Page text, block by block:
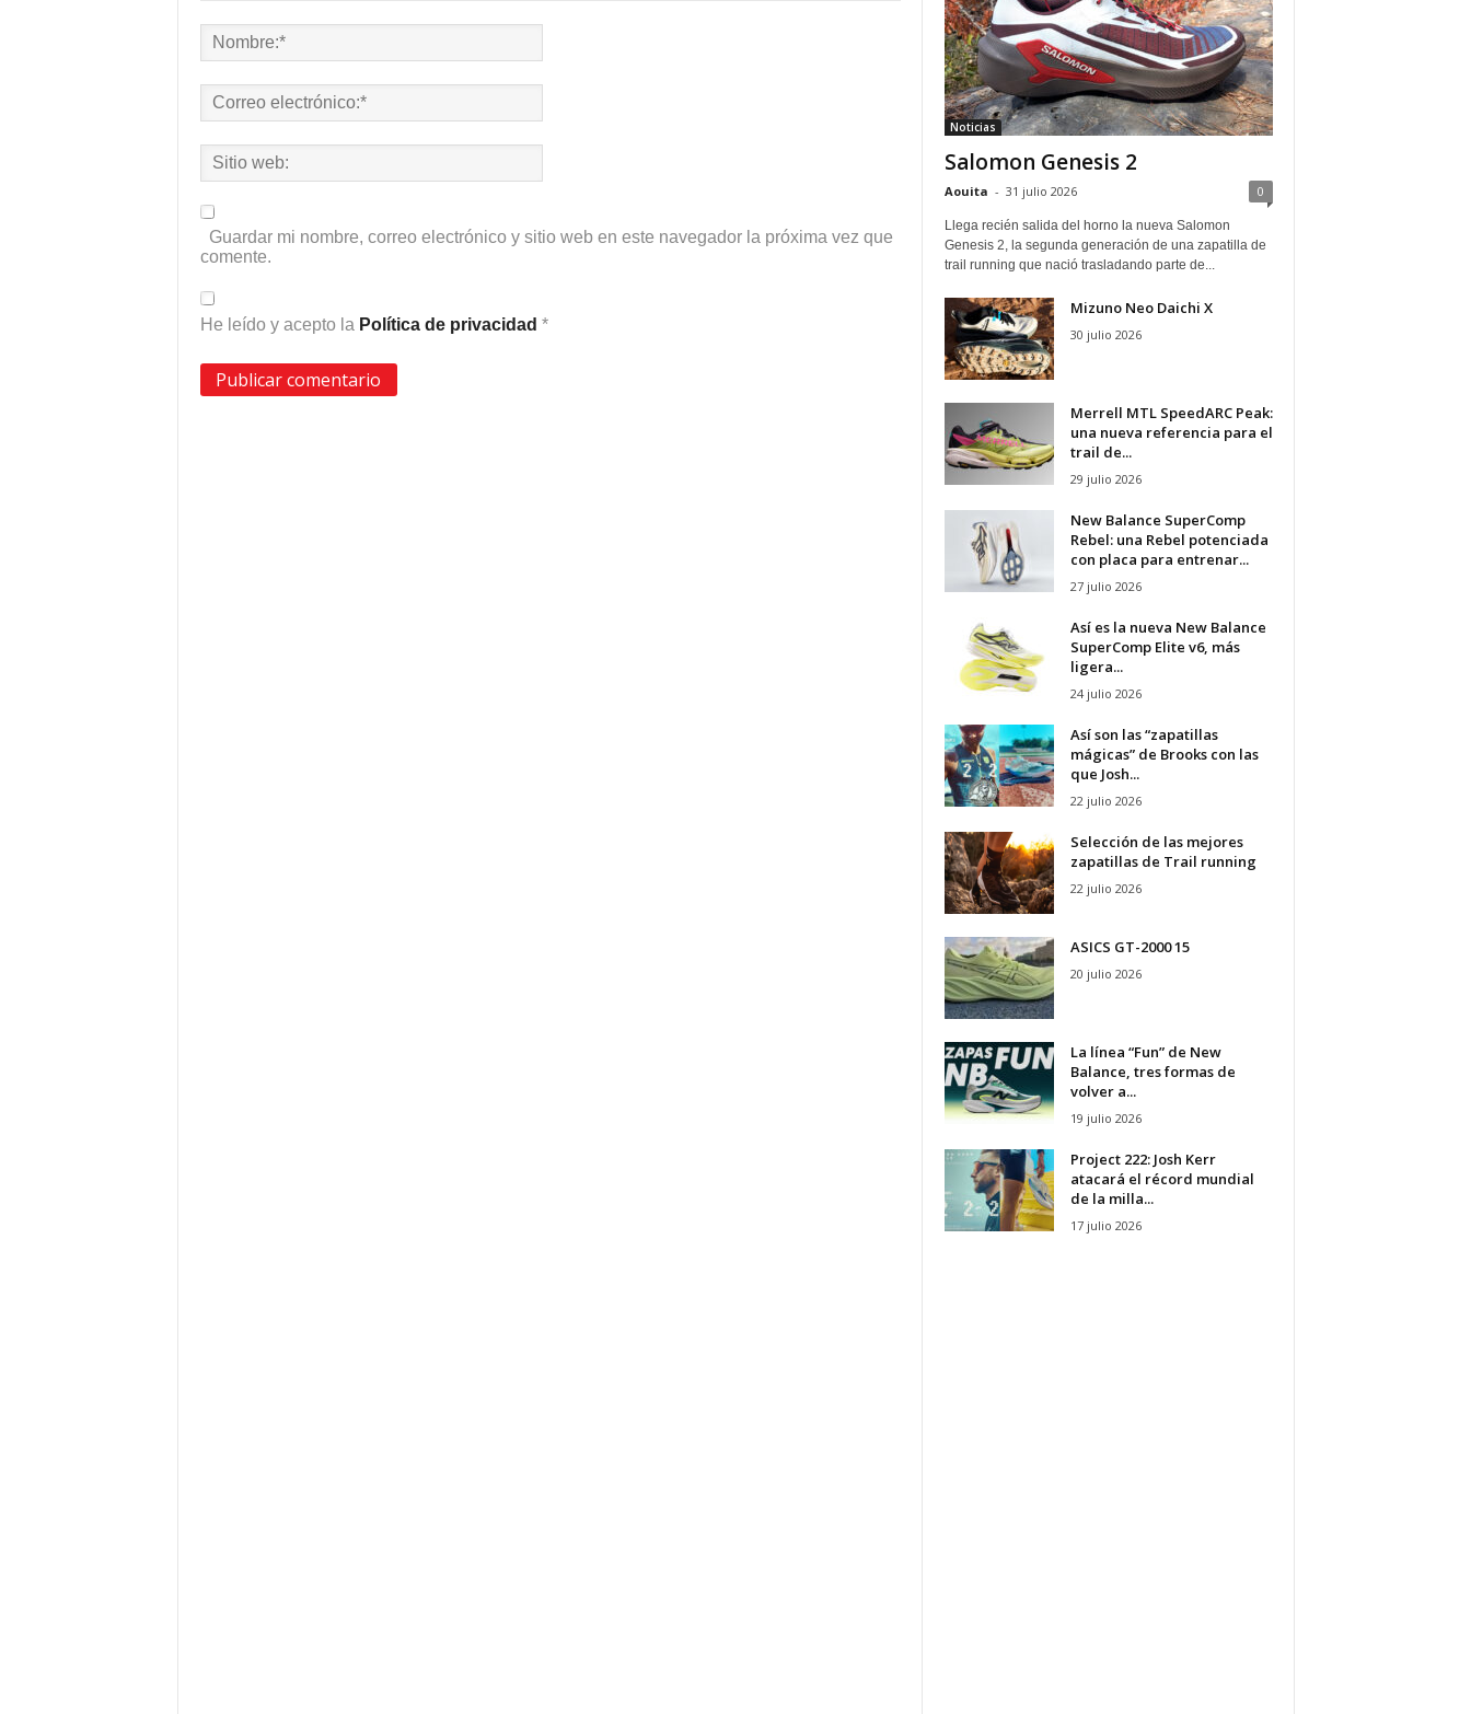
Guardar mi nombre, correo electrónico y sitio web en este navegador la próxima vez que
comente.
He leído y acepto la Política de privacidad *
Noticias
Salomon Genesis 2
Aouita - 31 julio 2026 0
Llega recién salida del horno la nueva Salomon
Genesis 2, la segunda generación de una zapatilla de
trail running que nació trasladando parte de...
Mizuno Neo Daichi X
30 julio 2026
Merrell MTL SpeedARC Peak:
una nueva referencia para el
trail de...
29 julio 2026
New Balance SuperComp
Rebel: una Rebel potenciada
con placa para entrenar...
27 julio 2026
Así es la nueva New Balance
SuperComp Elite v6, más
ligera...
24 julio 2026
Así son las “zapatillas
mágicas” de Brooks con las
que Josh...
22 julio 2026
Selección de las mejores
zapatillas de Trail running
22 julio 2026
ASICS GT-2000 15
20 julio 2026
La línea “Fun” de New
Balance, tres formas de
volver a...
19 julio 2026
Project 222: Josh Kerr
atacará el récord mundial
de la milla...
17 julio 2026